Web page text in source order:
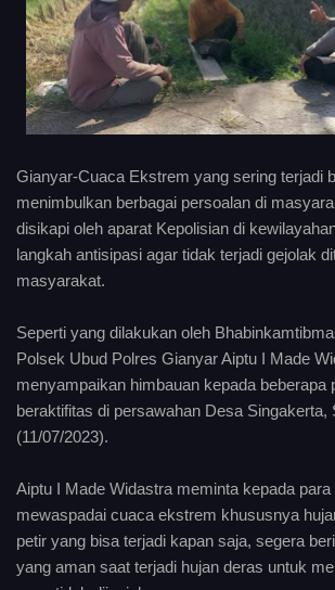
Gianyar-Cuaca Ekstrem yang sering terjadi
menimbulkan berbagai persoalan di
disikapi oleh aparat Kepolisian di
langkah antisipasi agar tidak terjadi gejolak
masyarakat.
Seperti yang dilakukan oleh
Polsek Ubud Polres Gianyar Aiptu I Made
menyampaikan himbauan kepada beberapa
beraktifitas di persawahan Desa Singakerta,
(11/07/2023).
Aiptu I Made Widastra meminta kepada para
mewaspadai cuaca ekstrem khususnya
petir yang bisa terjadi kapan saja, segera
yang aman saat terjadi hujan deras untuk